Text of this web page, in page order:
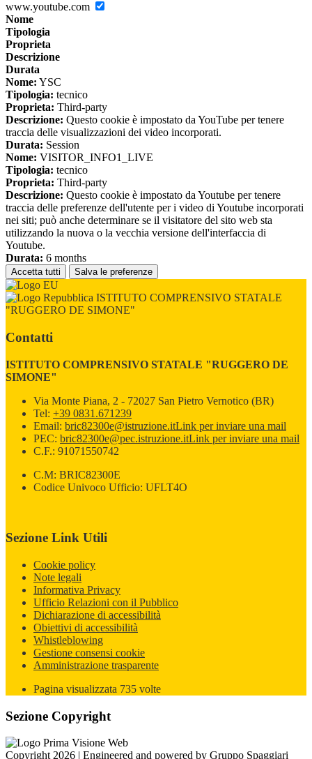
www.youtube.com
Nome
Tipologia
Proprieta
Descrizione
Durata
Nome: YSC
Tipologia: tecnico
Proprieta: Third-party
Descrizione: Questo cookie è impostato da YouTube per tenere
traccia delle visualizzazioni dei video incorporati.
Durata: Session
Nome: VISITOR_INFO1_LIVE
Tipologia: tecnico
Proprieta: Third-party
Descrizione: Questo cookie è impostato da Youtube per tenere
traccia delle preferenze dell'utente per i video di Youtube incorporati
nei siti; può anche determinare se il visitatore del sito web sta
utilizzando la nuova o la vecchia versione dell'interfaccia di
Youtube.
Durata: 6 months
Accetta tutti Salva le preferenze
ISTITUTO COMPRENSIVO STATALE
"RUGGERO DE SIMONE"
Contatti
ISTITUTO COMPRENSIVO STATALE "RUGGERO DE
SIMONE"
Via Monte Piana, 2 - 72027 San Pietro Vernotico (BR)
Tel: +39 0831.671239
Email: bric82300e@istruzione.itLink per inviare una mail
PEC: bric82300e@pec.istruzione.itLink per inviare una mail
C.F.: 91071550742
C.M: BRIC82300E
Codice Univoco Ufficio: UFLT4O
Sezione Link Utili
Cookie policy
Note legali
Informativa Privacy
Ufficio Relazioni con il Pubblico
Dichiarazione di accessibilità
Obiettivi di accessibilità
Whistleblowing
Gestione consensi cookie
Amministrazione trasparente
Pagina visualizzata 735 volte
Sezione Copyright
Copyright 2026 | Engineered and powered by Gruppo Spaggiari